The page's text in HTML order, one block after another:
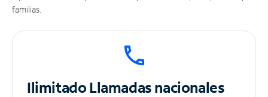
familias.
IlimitadoLlamadas nacionales